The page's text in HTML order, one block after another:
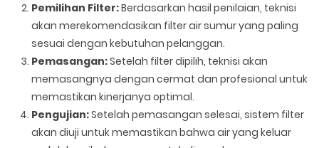
Pemilihan Filter:Berdasarkan hasil penilaian, teknisi
akan merekomendasikan filter air sumur yang paling
sesuai dengan kebutuhan pelanggan.
Pemasangan:Setelah filter dipilih, teknisi akan
memasangnya dengan cermat dan profesional untuk
memastikan kinerjanya optimal.
Pengujian:Setelah pemasangan selesai, sistem filter
akan diuji untuk memastikan bahwa air yang keluar